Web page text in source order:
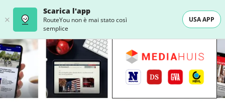
Scarica l'app
RouteYou non è mai stato così
semplice
USA APP